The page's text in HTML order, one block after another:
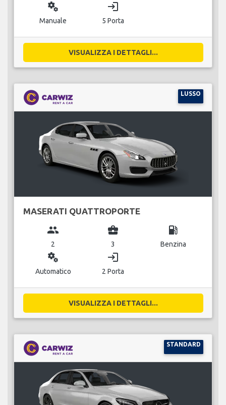
miscellaneous_services
Manuale
login
5 Porta
VISUALIZZA I DETTAGLI...
LUSSO
MASERATI QUATTROPORTE
group
2
business_center
3
local_gas_station
Benzina
miscellaneous_services
Automatico
login
2 Porta
VISUALIZZA I DETTAGLI...
STANDARD